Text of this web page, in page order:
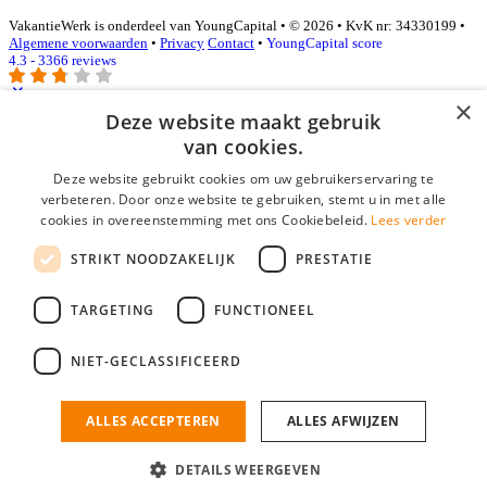
VakantieWerk is onderdeel van YoungCapital • © 2026 • KvK nr: 34330199 •
Algemene voorwaarden • Privacy Contact • YoungCapital score
4.3 - 3366 reviews
E-mail*
Wachtwoord
login gegevens onthouden
login
Bedrijf aanmelden
nieuwe collega/werknemer zo gevonden!
×
Deze website maakt gebruik
van cookies.
Deze website gebruikt cookies om uw gebruikerservaring te
verbeteren. Door onze website te gebruiken, stemt u in met alle
cookies in overeenstemming met ons Cookiebeleid. Lees verder
STRIKT NOODZAKELIJK PRESTATIE
TARGETING FUNCTIONEEL
NIET-GECLASSIFICEERD
ALLES ACCEPTEREN ALLES AFWIJZEN
DETAILS WEERGEVEN